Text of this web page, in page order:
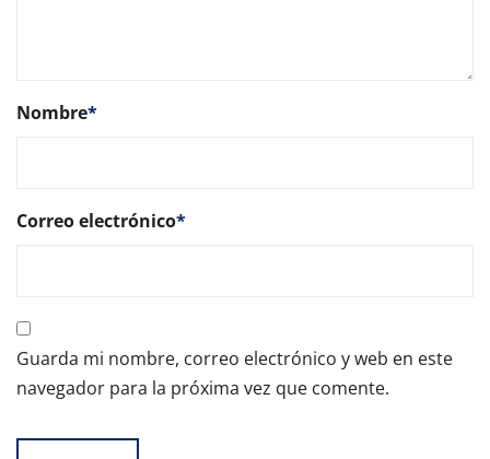
Nombre*
Correo electrónico*
Guarda mi nombre, correo electrónico y web en este
navegador para la próxima vez que comente.